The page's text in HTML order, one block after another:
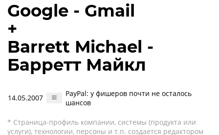
Google - Gmail
+
Barrett Michael -
Барретт Майкл
14.05.2007
PayPal: у фишеров почти не осталось
шансов
* Страница-профиль компании, системы (продукта или
услуги), технологии, персоны и т.п. создается редактором